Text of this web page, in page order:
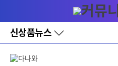
와
홈
신상품뉴스
바
로